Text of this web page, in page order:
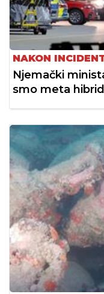
NAKON
Njemački
smo meta